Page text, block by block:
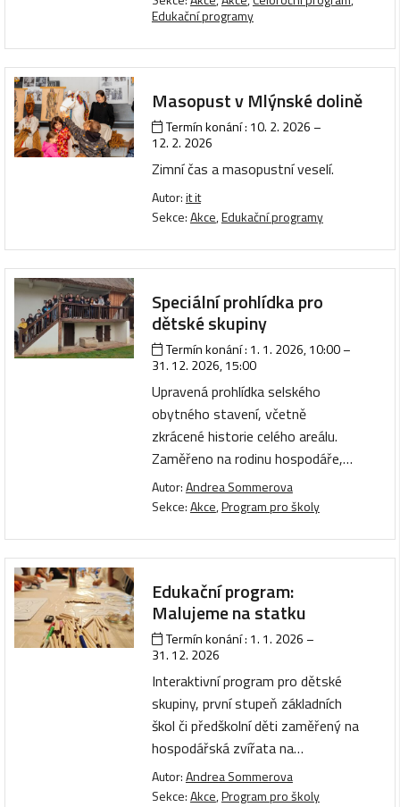
Edukační programy
Masopust v Mlýnské dolině
Termín konání : 10. 2. 2026 –
12. 2. 2026
Zimní čas a masopustní veselí.
Autor:it it
Sekce:Akce,Edukační programy
Speciální prohlídka pro
dětské skupiny
Termín konání : 1. 1. 2026, 10:00–
31. 12. 2026, 15:00
Upravená prohlídka selského
obytného stavení, včetně
zkrácené historie celého areálu.
Zaměřeno na rodinu hospodáře,…
Autor:Andrea Sommerova
Sekce:Akce,Program pro školy
Edukační program:
Malujeme na statku
Termín konání : 1. 1. 2026 –
31. 12. 2026
Interaktivní program pro dětské
skupiny, první stupeň základních
škol či předškolní děti zaměřený na
hospodářská zvířata na…
Autor:Andrea Sommerova
Sekce:Akce,Program pro školy